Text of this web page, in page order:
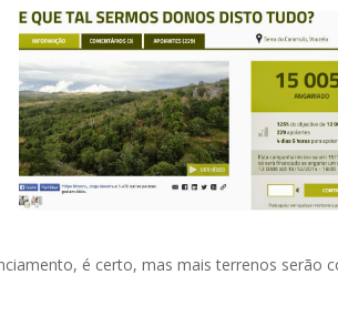
é certo, mas mais terrenos serão